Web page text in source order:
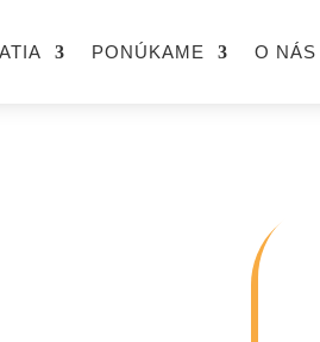
PONÚKAME O NÁS